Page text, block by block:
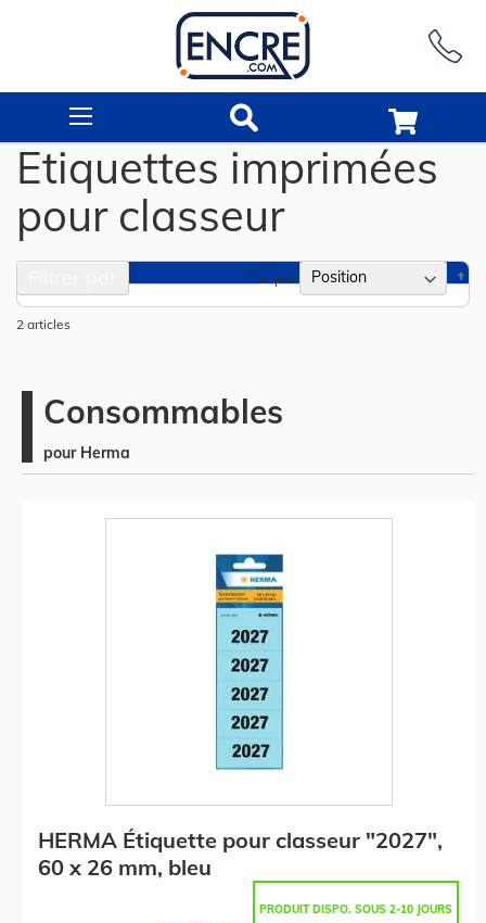
Etiquettes imprimées
pour classeur
2 articles
Trier par
Consommables
pour Herma
HERMA Étiquette pour classeur "2027",
60 x 26 mm, bleu
PRODUIT DISPO. SOUS 2-10 JOURS